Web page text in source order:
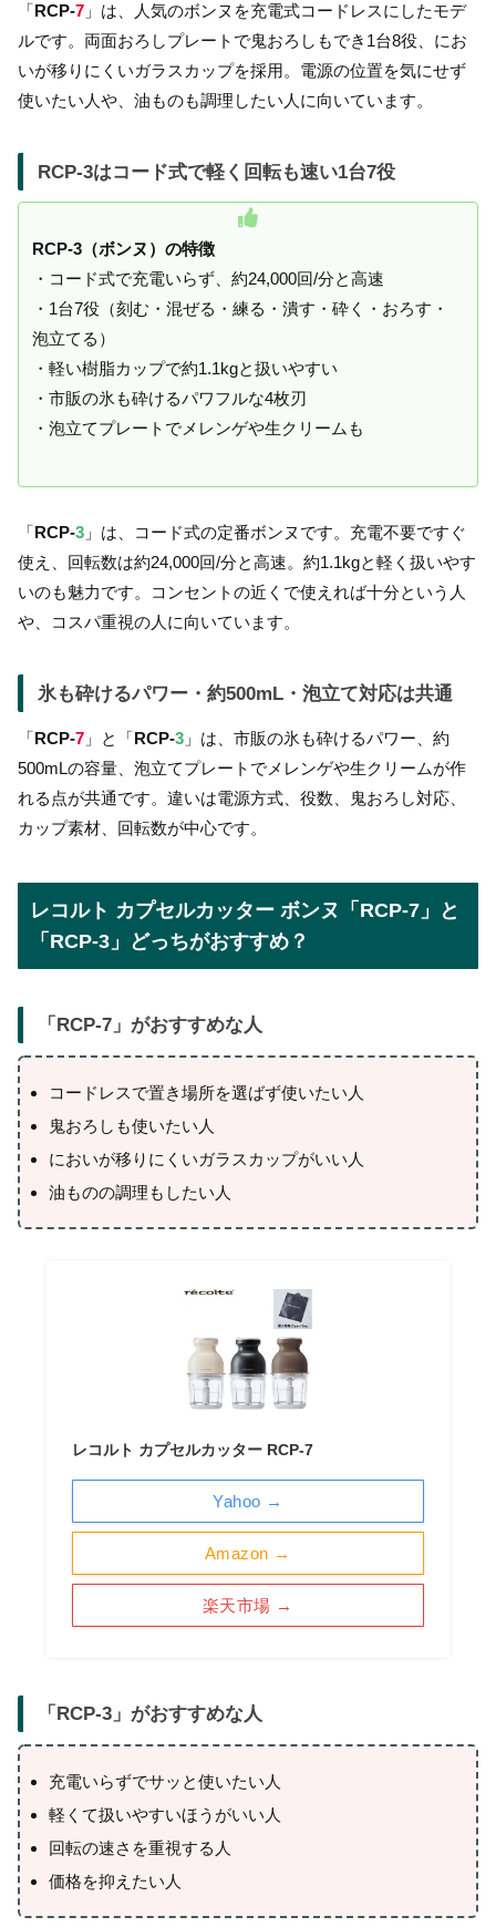
「RCP-7 」は、人気のボンヌを充電式コードレスにしたモデ
ルです。両面おろしプレートで鬼おろしもでき1台8役、にお
いが移りにくいガラスカップを採用。電源の位置を気にせず
使いたい人や、油ものも調理したい人に向いています。
RCP-3はコード式で軽く回転も速い1台7役
RCP-3（ボンヌ）の特徴
・コード式で充電いらず、約24,000回/分と高速
・1台7役（刻む・混ぜる・練る・潰す・砕く・おろす・
泡立てる）
・軽い樹脂カップで約1.1kgと扱いやすい
・市販の氷も砕けるパワフルな4枚刃
・泡立てプレートでメレンゲや生クリームも
「RCP-3 」は、コード式の定番ボンヌです。充電不要ですぐ
使え、回転数は約24,000回/分と高速。約1.1kgと軽く扱いやす
いのも魅力です。コンセントの近くで使えれば十分という人
や、コスパ重視の人に向いています。
氷も砕けるパワー・約500mL・泡立て対応は共通
「RCP-7 」と「RCP-3 」は、市販の氷も砕けるパワー、約
500mLの容量、泡立てプレートでメレンゲや生クリームが作
れる点が共通です。違いは電源方式、役数、鬼おろし対応、
カップ素材、回転数が中心です。
レコルト カプセルカッター ボンヌ「RCP-7」と
「RCP-3」どっちがおすすめ？
「 RCP-7 」がおすすめな人
コードレスで置き場所を選ばず使いたい人
鬼おろしも使いたい人
においが移りにくいガラスカップがいい人
油ものの調理もしたい人
レコルト カプセルカッター RCP-7
Amazon →
楽天市場 →
Yahoo →
「 RCP-3 」がおすすめな人
充電いらずでサッと使いたい人
軽くて扱いやすいほうがいい人
回転の速さを重視する人
価格を抑えたい人